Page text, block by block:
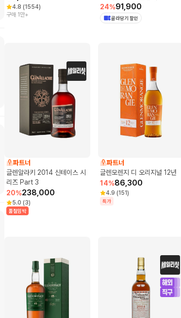
4.8 (1554)
구매 1만+
24%91,900
골라담기 할인
파트너
글렌알라키 2014 신테이스 시
리즈 Part 3
20%238,000
5.0 (3)
품절임박
파트너
글렌모렌지 디 오리지널 12년
14%86,300
4.9 (151)
특가